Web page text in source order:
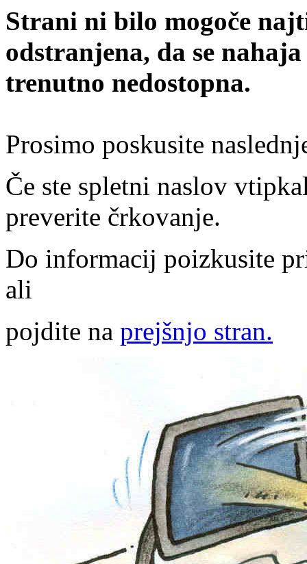
Strani ni bilo mogoče
odstranjena, da se
trenutno nedostopna.
Prosimo poskusite
Če ste spletni naslov
preverite črkovanje.
Do informacij poizkusite
ali
pojdite na prejšnjo stran.